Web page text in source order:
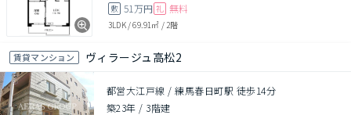
敷 51万円 礼 無料
3LDK/69.91㎡ /2階
賃貸マンション ヴィラージュ高松2
都営大江戸線 / 練馬春日町駅 徒歩14分
築23年 / 3階建